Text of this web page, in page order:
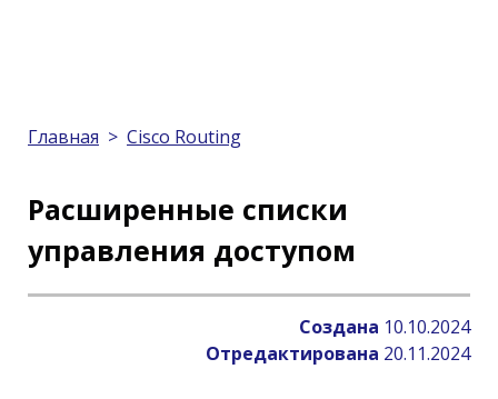
Главная > Cisco Routing
Расширенные списки
управления доступом
Создана 10.10.2024
Отредактирована 20.11.2024